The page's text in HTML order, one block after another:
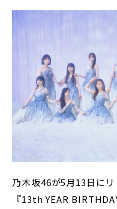
乃木坂46が5月13日に
『13th YEAR